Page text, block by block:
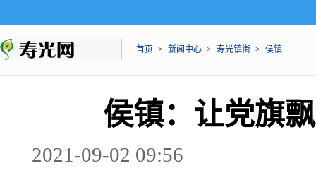
首页 > 新闻中心 > 寿光镇街 > 侯镇
侯镇：让党旗
2021-09-02 09:56